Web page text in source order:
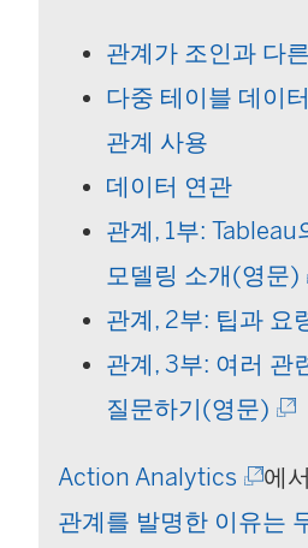
관계가 조인과 다
다중 테이블 데이
관계 사용
데이터 연관
관계, 1부: Tableau
모델링 소개(영문) (
창
관계, 2부: 팁과 요
관계, 3부: 여러 관
질문하기(영문) (
크
가
Action Analytics (
링
에서
관계를 발명한 이유는